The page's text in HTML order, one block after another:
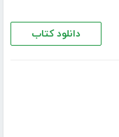
دانلود کتاب